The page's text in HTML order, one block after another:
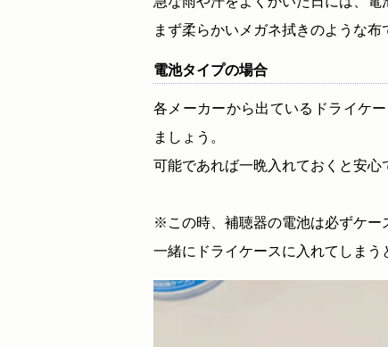
まず柔らかいメガネ拭きのような布
電池タイプの場合
各メーカーから出ているドライケ
ましょう。
可能であれば一晩入れておくと安心
※この時、補聴器の電池は必ずケー
一緒にドライケースに入れてしま